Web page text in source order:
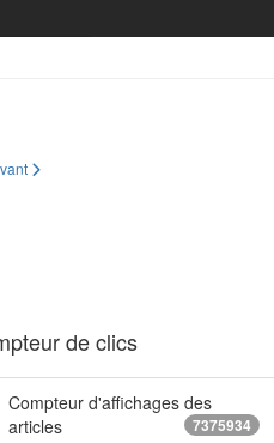
de clics
Compteur d'affichages des
articles
7375934